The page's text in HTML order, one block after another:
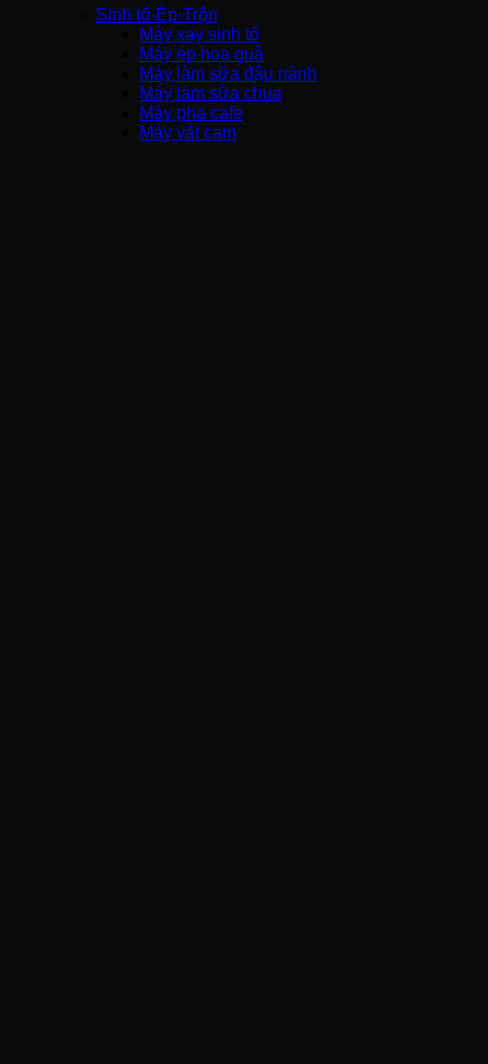
Sinh tố-Ép-Trộn
Máy xay sinh tố
Máy ép hoa quả
Máy làm sữa đậu nành
Máy làm sữa chua
Máy pha cafe
Máy vắt cam